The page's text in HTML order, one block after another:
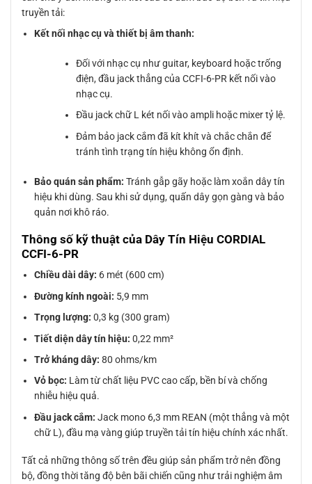
truyền tải:
Kết nối nhạc cụ và thiết bị âm thanh:
Đối với nhạc cụ như guitar, keyboard hoặc trống
điện, đầu jack thẳng của CCFI-6-PR kết nối vào
nhạc cụ.
Đầu jack chữ L két nối vào ampli hoặc mixer tỷ lệ.
Đảm bảo jack cắm đã kít khít và chắc chắn để
tránh tình trạng tín hiệu không ổn định.
Bảo quán sản phẩm: Tránh gẫp gãy hoặc làm xoắn dây tín
hiệu khi dùng. Sau khi sử dụng, quấn dây gọn gàng và bảo
quản nơi khô ráo.
Thông số kỹ thuật của Dây Tín Hiệu CORDIAL
CCFI-6-PR
Chiều dài dây: 6 mét (600 cm)
Đường kính ngoài: 5,9 mm
Trọng lượng: 0,3 kg (300 gram)
Tiết diện dây tín hiệu: 0,22 mm²
Trở kháng dây: 80 ohms/km
Vỏ bọc: Làm từ chất liệu PVC cao cấp, bền bí và chống
nhiễu hiệu quả.
Đầu jack cắm: Jack mono 6,3 mm REAN (một thẳng và một
chữ L), đầu mạ vàng giúp truyền tải tín hiệu chính xác nhất.
Tất cả những thông số trên đều giúp sản phẩm trở nên đồng
bộ, đồng thời tăng độ bên bãi chiến cũng như trải nghiệm âm